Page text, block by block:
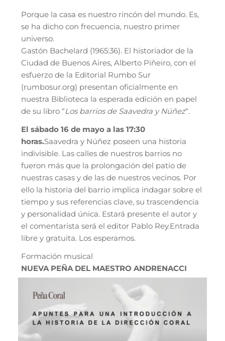
Porque la casa es nuestro rincón del mundo. Es,
se ha dicho con frecuencia, nuestro primer
universo.
Gastón Bachelard (1965:36). El historiador de la
Ciudad de Buenos Aires, Alberto Piñeiro, con el
esfuerzo de la Editorial Rumbo Sur
(rumbosur.org) presentan oficialmente en
nuestra Biblioteca la esperada edición en papel
de su libro “Los barrios de Saavedra y Núñez“.
El sábado 16 de mayo a las 17:30
horas.Saavedra y Núñez poseen una historia
indivisible. Las calles de nuestros barrios no
fueron más que la prolongación del patio de
nuestras casas y de las de nuestros vecinos. Por
ello la historia del barrio implica indagar sobre el
tiempo y sus referencias clave, su trascendencia
y personalidad única. Estará presente el autor y
el comentarista será el editor Pablo Rey.Entrada
libre y gratuita. Los esperamos.
Formación musical
NUEVA PEÑA DEL MAESTRO ANDRENACCI